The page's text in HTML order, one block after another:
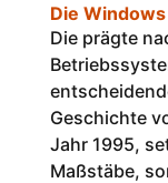
Die
Die prägte
Geschichte
Jahr 1995,
Maßstäbe,